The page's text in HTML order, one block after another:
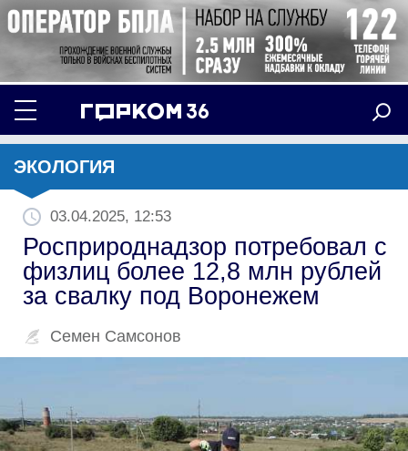
ЭКОЛОГИЯ
03.04.2025, 12:53
Росприроднадзор потребовал с
физлиц более 12,8 млн рублей
за свалку под Воронежем
Семен Самсонов